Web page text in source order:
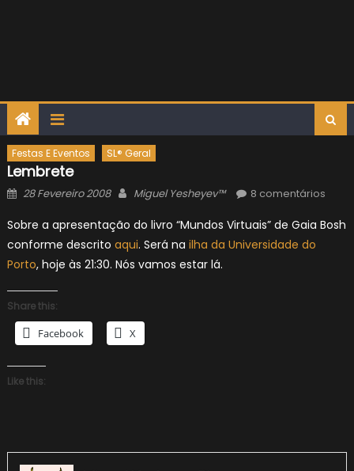
Festas E Eventos SL® Geral
Lembrete
Posted
28 Fevereiro 2008 Author
Miguel Yesheyev™ 8 comentários
Sobre a apresentação do livro “Mundos Virtuais” de Gaia Bosh
conforme descrito aqui. Será na ilha da Universidade do
Porto, hoje às 21:30. Nós vamos estar lá.
Share this:
Facebook X
Like this: